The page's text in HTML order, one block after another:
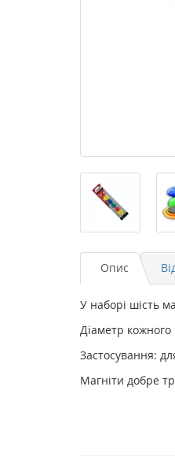
Опис
У наборі шість
Діаметр кожного
Застосування:
Магніти добре